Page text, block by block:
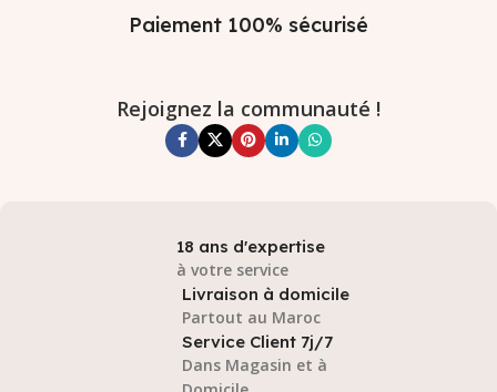
Paiement 100% sécurisé
Rejoignez la communauté !
18 ans d'expertise
à votre service
Livraison à domicile
Partout au Maroc
Service Client 7j/7
Dans Magasin et à